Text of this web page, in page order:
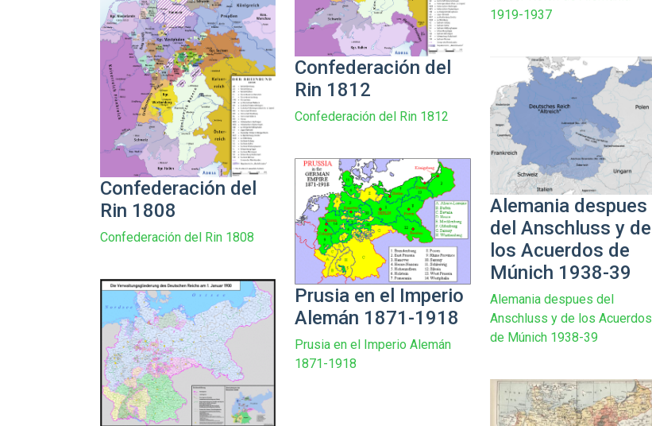
1919-1937
Confederación del
Rin 1812
Confederación del Rin 1812
Confederación del
Rin 1808
Confederación del Rin 1808
Alemania despues
del Anschluss y de
los Acuerdos de
Múnich 1938-39
Alemania despues del
Anschluss y de los Acuerdos
de Múnich 1938-39
Prusia en el Imperio
Alemán 1871-1918
Prusia en el Imperio Alemán
1871-1918